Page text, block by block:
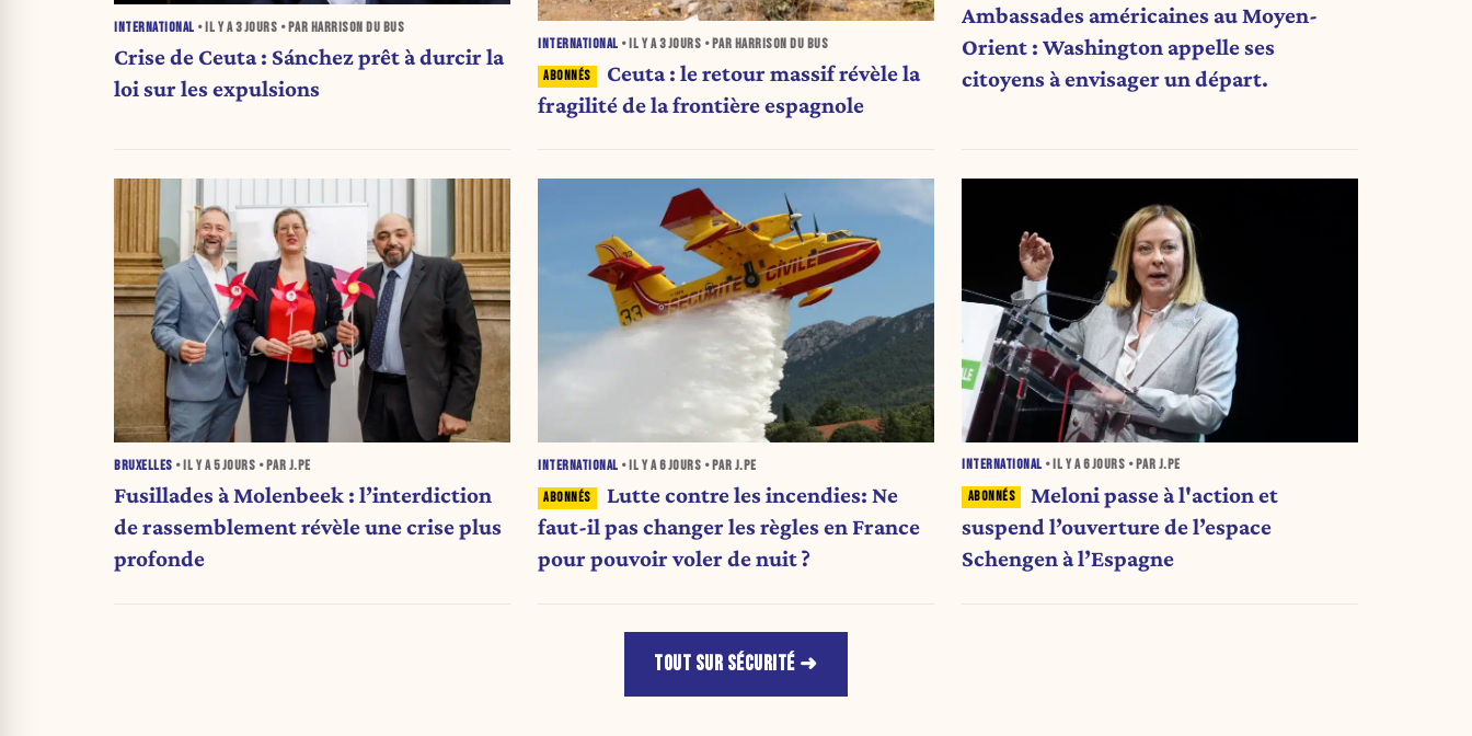
INTERNATIONAL • IL Y A3 JOURS • PAR HARRISON DU BUS
Crise de Ceuta : Sánchez prêt à durcir la
loi sur les expulsions
INTERNATIONAL • IL Y A3 JOURS • PAR HARRISON DU BUS
Ceuta : le retour massif révèle la
fragilité de la frontière espagnole
Ambassades américaines au Moyen-
Orient : Washington appelle ses
citoyens à envisager un départ.
BRUXELLES • IL Y A5 JOURS • PAR J.PE
Fusillades à Molenbeek : l’interdiction
de rassemblement révèle une crise plus
profonde
INTERNATIONAL • IL Y A6 JOURS • PAR J.PE
Lutte contre les incendies: Ne
faut-il pas changer les règles en France
pour pouvoir voler de nuit ?
INTERNATIONAL • IL Y A6 JOURS • PAR J.PE
Meloni passe à l'action et
suspend l’ouverture de l’espace
Schengen à l’Espagne
TOUT SUR SÉCURITÉ